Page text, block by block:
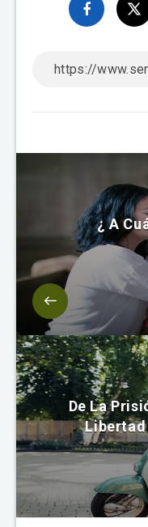
¿ A
De La
Libertad